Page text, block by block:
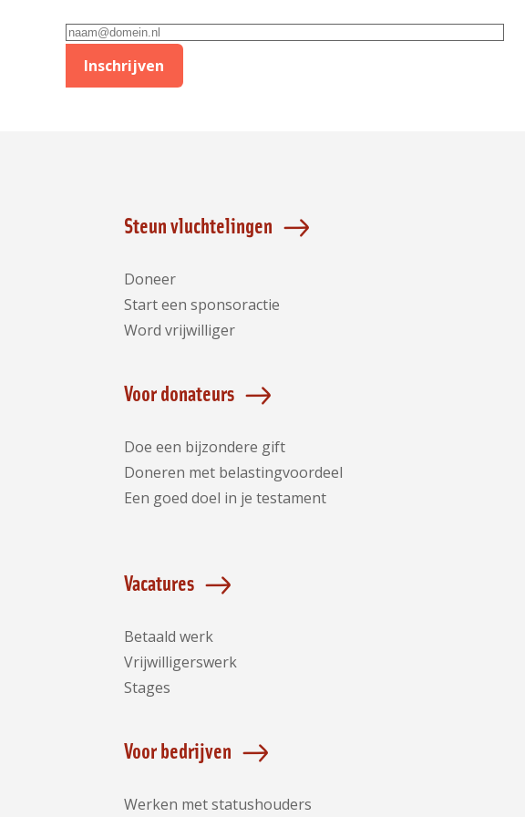
E-
mailadres
Inschrijven
Steun vluchtelingen
Doneer
Start een sponsoractie
Word vrijwilliger
Voor donateurs
Doe een bijzondere gift
Doneren met belastingvoordeel
Een goed doel in je testament
Vacatures
Betaald werk
Vrijwilligerswerk
Stages
Voor bedrijven
Werken met statushouders